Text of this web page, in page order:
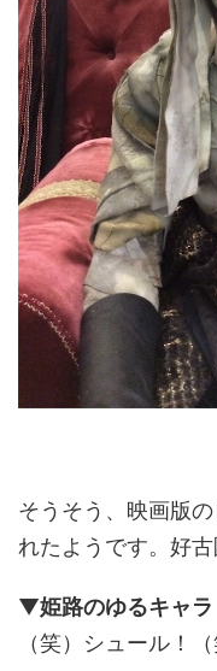
そうそう、映画版
れたようです。好古
▼姫路のゆるキャ
（笑）シュール！（